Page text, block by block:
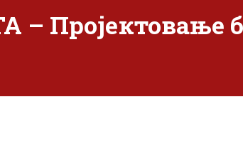
Пројектовање